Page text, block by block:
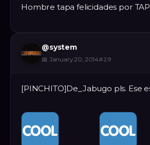
Hombre tapa felicidades por
@system
📅 January 20, 2014#29
[PINCHITO]De_Jabugo pls. Ese